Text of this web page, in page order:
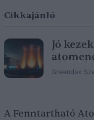
Cikkajánló
Jó
Greendex
A Fenntartható